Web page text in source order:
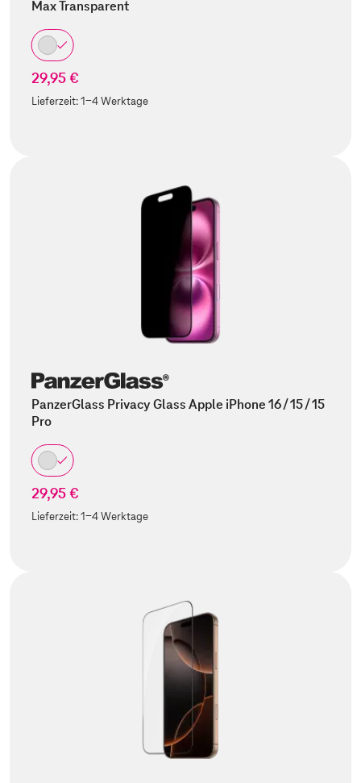
Max Transparent
29,95 €
Lieferzeit:1-4 Werktage
PanzerGlass Privacy Glass Apple iPhone 16 / 15 / 15
Pro
29,95 €
Lieferzeit:1-4 Werktage